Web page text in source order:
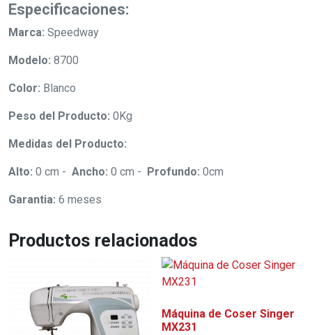
Especificaciones:
Marca: Speedway
Modelo: 8700
Color: Blanco
Peso del Producto: 0Kg
Medidas del Producto:
Alto: 0 cm - Ancho: 0 cm - Profundo: 0cm
Garantia: 6 meses
Productos relacionados
Máquina de Coser Singer
MX231